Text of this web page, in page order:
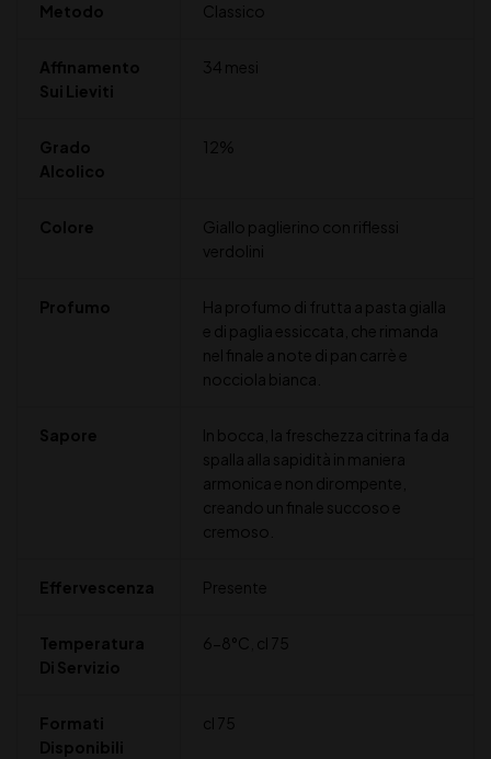
Metodo Classico
Affinamento
Sui Lieviti
34 mesi
Grado
Alcolico
12%
Colore
Giallo paglierino con riflessi
verdolini
Profumo
Ha profumo di frutta a pasta gialla
e di paglia essiccata, che rimanda
nel finale a note di pan carrè e
nocciola bianca.
Sapore
In bocca, la freschezza citrina fa da
spalla alla sapidità in maniera
armonica e non dirompente,
creando un finale succoso e
cremoso.
Effervescenza Presente
Temperatura
Di Servizio
6-8°C cl 75
Formati
Disponibili
cl 75